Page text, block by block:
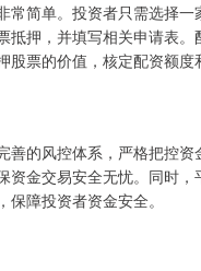
常简单。投资者只需选择一
抵押，并填写相关申请表。
股票的价值，核定配资额度
善的风控体系，严格把控资
资金交易安全无忧。同时，
障投资者资金安全。